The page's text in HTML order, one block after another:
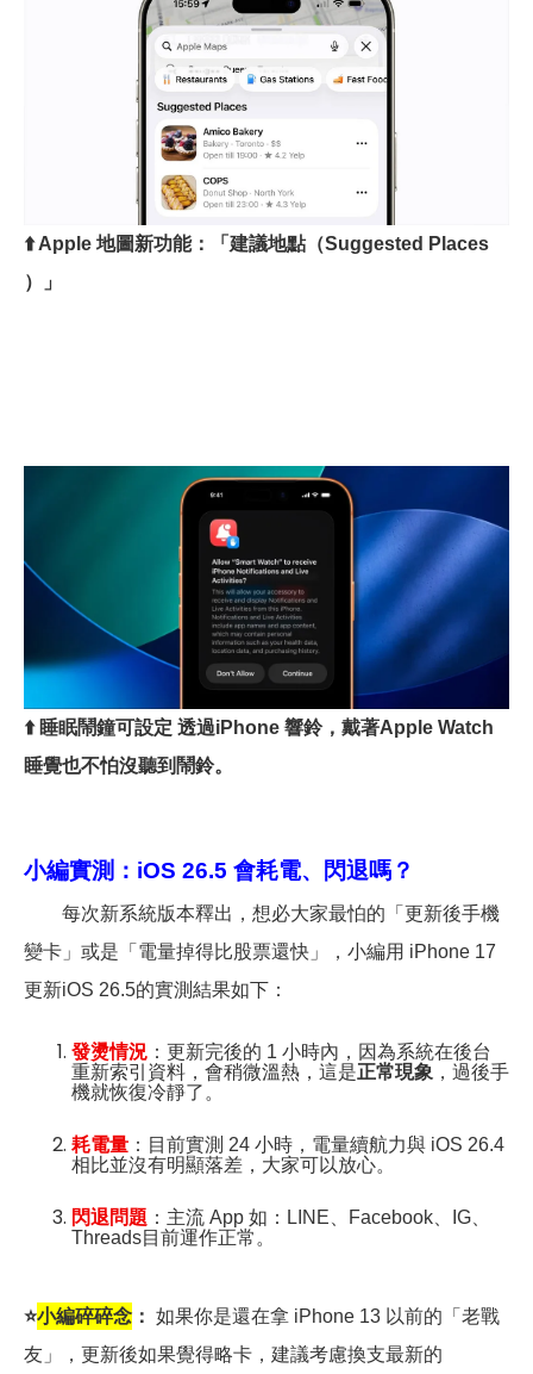
⬆️ Apple 地圖新功能：「建議地點（Suggested Places
）」
⬆️ 睡眠鬧鐘可設定 透過iPhone 響鈴，戴著Apple Watch
睡覺也不怕沒聽到鬧鈴。
小編實測：iOS 26.5 會耗電、閃退嗎？
每次新系統版本釋出，想必大家最怕的「更新後手機
變卡」或是「電量掉得比股票還快」，小編用 iPhone 17
更新iOS 26.5的實測結果如下：
發燙情況 ：更新完後的 1 小時內，因為系統在後台
重新索引資料，會稍微溫熱，這是正常現象 ，過後手
機就恢復冷靜了。
耗電量 ：目前實測 24 小時，電量續航力與 iOS 26.4
相比並沒有明顯落差，大家可以放心。
閃退問題 ：主流 App 如：LINE、Facebook、IG、
Threads目前運作正常。
⭐小編碎碎念 ： 如果你是還在拿 iPhone 13 以前的「老戰
友」，更新後如果覺得略卡，建議考慮換支最新的